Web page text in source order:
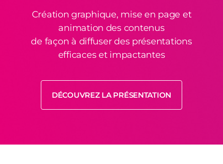
Création graphique, mise en page et
animation des contenus
de façon à diffuser des présentations
efficaces et impactantes
DÉCOUVREZ LA PRÉSENTATION